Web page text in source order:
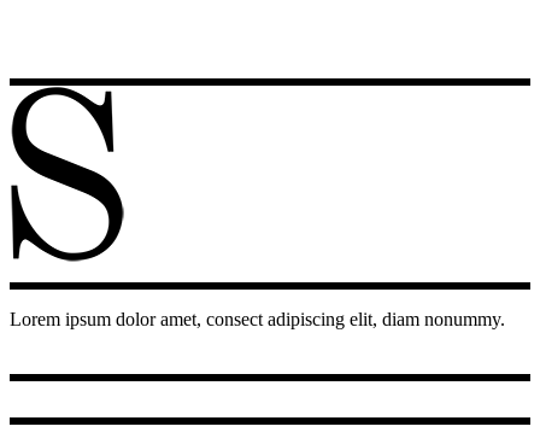
Lorem ipsum dolor amet, consect adipiscing elit, diam nonummy.